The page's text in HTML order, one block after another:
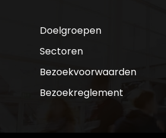
Doelgroepen
Sectoren
Bezoekvoorwaarden
Bezoekreglement